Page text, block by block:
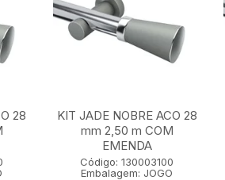
28
KIT JADE NOBRE ACO 28
mm 2,50 m COM
EMENDA
Código: 130003100
Embalagem: JOGO